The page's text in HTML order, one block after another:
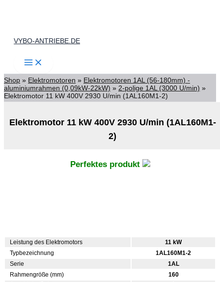
springen
VYBO-ANTRIEBE.DE
Shop » Elektromotoren » Elektromotoren 1AL (56-180mm) -
aluminiumrahmen (0,09kW-22kW) » 2-polige 1AL (3000 U/min) »
Elektromotor 11 kW 400V 2930 U/min (1AL160M1-2)
Elektromotor 11 kW 400V 2930 U/min (1AL160M1-
2)
Perfektes produkt
Leistung des Elektromotors
11 kW
Typbezeichnung
1AL160M1-2
Serie
1AL
Rahmengröße (mm)
160